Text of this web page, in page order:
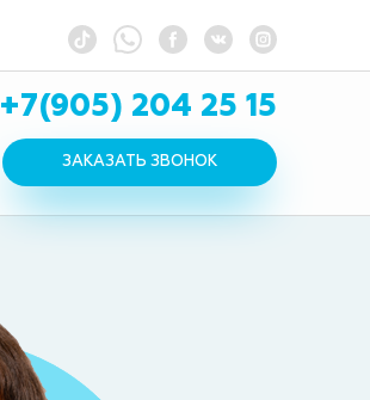
+7(905) 204 25 15
ЗАКАЗАТЬ ЗВОНОК